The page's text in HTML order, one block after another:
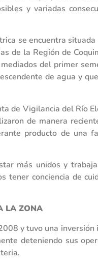
y variadas
se encuentra
de la Región de
del primer
de agua y
de Vigilancia del Río
de manera
producto de una
más unidos y
conciencia de
LA ZONA
y tuvo una
deteniendo sus